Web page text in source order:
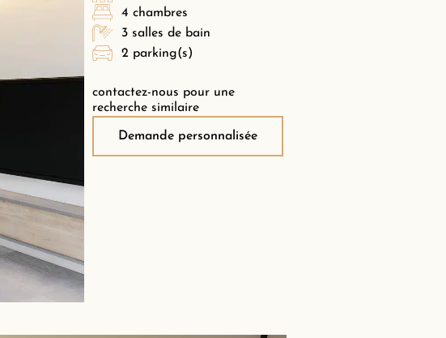
4 chambres
3 salles de bain
2 parking(s)
contactez-nous pour une
recherche similaire
Demande personnalisée